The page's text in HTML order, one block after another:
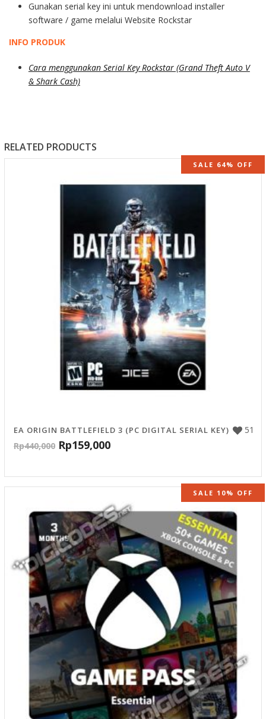
Gunakan serial key ini untuk mendownload installer
software / game melalui Website Rockstar
INFO PRODUK
Cara menggunakan Serial Key Rockstar (Grand Theft Auto V
& Shark Cash)
RELATED PRODUCTS
SALE 64% OFF
51
EA ORIGIN BATTLEFIELD 3 (PC DIGITAL SERIAL KEY)
Rp440,000 Rp159,000
SALE 10% OFF